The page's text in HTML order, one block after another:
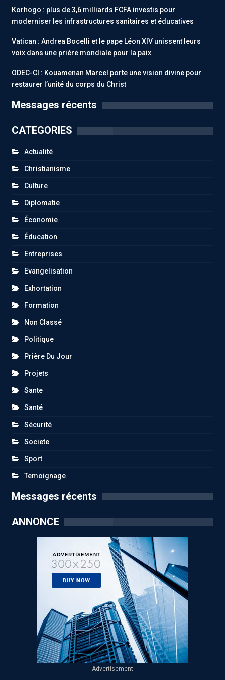
Korhogo : plus de 3,6 milliards FCFA investis pour
moderniser les infrastructures sanitaires et éducatives
Vatican : Andrea Bocelli et le pape Léon XIV unissent leurs
voix dans une prière mondiale pour la paix
ODEC-CI : Kouamenan Marcel porte une vision divine pour
restaurer l’unité du corps du Christ
Messages récents
CATEGORIES
Actualité
Christianisme
Culture
Diplomatie
Économie
Éducation
Entreprises
Evangelisation
Exhortation
Formation
Non Classé
Politique
Prière Du Jour
Projets
Sante
Santé
Sécurité
Societe
Sport
Temoignage
Messages récents
ANNONCE
- Advertisement -